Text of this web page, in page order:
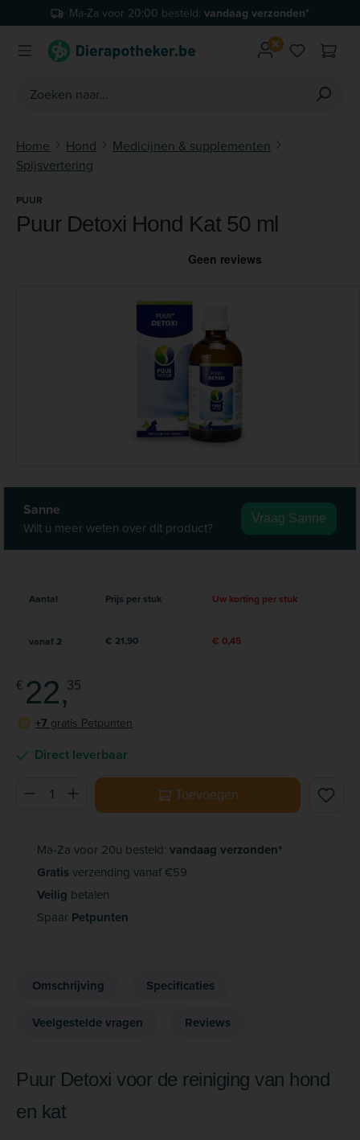
Ga naar de hoofdinhoudMa-Za voor 20:00 besteld: vandaag verzonden*
Je hebt
Home Hond
Medicijnen & supplementen
Spijsvertering
Sanne
Wilt u meer weten over dit product?
Vraag Sanne
PUUR
Puur Detoxi Hond Kat 50 ml
Direct leverbaar
Aantal Prijs per stuk Uw korting per stuk
vanaf 2 € 21,90 € 0,45
€ 22,35
Producthoeveelheid: Voer de gewenste hoeveelheid in of
Toevoegen
P +7 gratis Petpunten
Ma-Za voor 20u besteld: vandaag verzonden*
Gratisverzending vanaf €59
Veilig betalen
Spaar Petpunten
Omschrijving Specificaties
Veelgestelde vragen Reviews
Puur Detoxi voor de reiniging van hond
en kat